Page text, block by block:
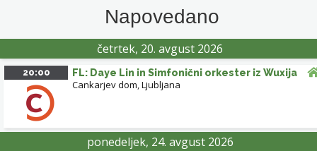
Napovedano
četrtek, 20. avgust 2026
20:00 FL: Daye Lin in Simfonični orkester iz Wuxija
Cankarjev dom,Ljubljana
ponedeljek, 24. avgust 2026